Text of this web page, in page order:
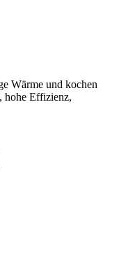
Wärme und kochen
hohe Effizienz,